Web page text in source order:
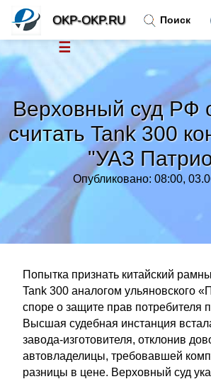
Верховный суд РФ
считать Tank 300
"УАЗ
Опубликовано: 08:00,
Попытка признать китайский
Tank 300 аналогом ульяновского
споре о защите прав потребителя
Высшая судебная инстанция
завода-изготовителя, отклонив
автовладелицы, требовавшей
разницы в цене. Верховный суд
Поиск
OKP-OKP.RU
☰
Новости
Тренды новостей»
»
Правила »
Контакт»